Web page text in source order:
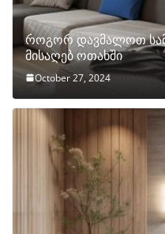
როგორ დავმალოთ
მისაღებ ოთახში
October 27, 2024